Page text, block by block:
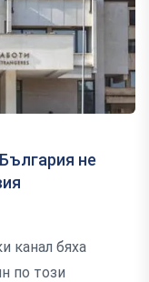
не
канал бяха
по този